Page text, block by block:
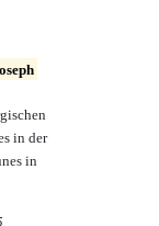
in der
in